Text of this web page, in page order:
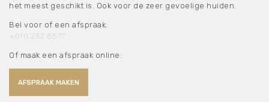
het meest geschikt is. Ook voor de zeer gevoelige huiden.
Bel voor of een afspraak:
+010 232 8577
Of maak een afspraak online:
AFSPRAAK MAKEN